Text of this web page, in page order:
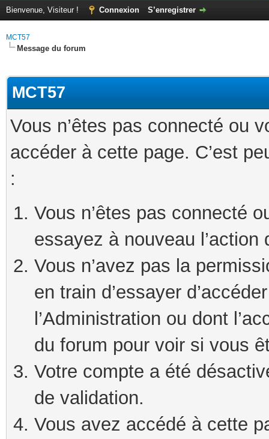
Bienvenue, Visiteur ! Connexion S’enregistrer
MCT57
Message du forum
MCT57
Vous n’êtes pas connecté ou
accéder à cette page. C’est
:
Vous n’êtes pas connecté
essayez à nouveau
Vous n’avez pas la
en train d’essayer
l’Administration ou dont
du forum pour voir si vous
Votre compte a été
de validation.
Vous avez accédé à cette